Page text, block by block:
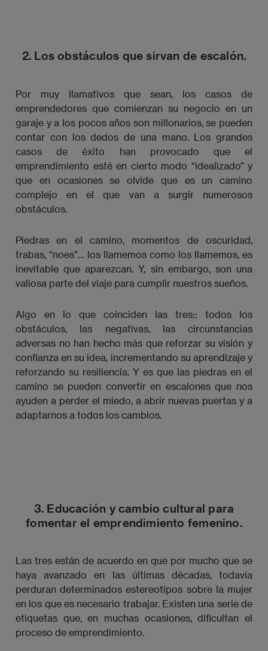
2. Los obstáculos que sirvan de escalón.
Por muy llamativos que sean, los casos de
emprendedores que comienzan su negocio en un
garaje y a los pocos años son millonarios, se pueden
contar con los dedos de una mano. Los grandes
casos de éxito han provocado que el
emprendimiento esté en cierto modo “idealizado” y
que en ocasiones se olvide que es un camino
complejo en el que van a surgir numerosos
obstáculos.
Piedras en el camino, momentos de oscuridad,
trabas, “noes”… los llamemos como los llamemos, es
inevitable que aparezcan. Y, sin embargo, son una
valiosa parte del viaje para cumplir nuestros sueños.
Algo en lo que coinciden las tres:: todos los
obstáculos, las negativas, las circunstancias
adversas no han hecho más que reforzar su visión y
confianza en su idea, incrementando su aprendizaje y
reforzando su resiliencia. Y es que las piedras en el
camino se pueden convertir en escalones que nos
ayuden a perder el miedo, a abrir nuevas puertas y a
adaptarnos a todos los cambios.
3. Educación y cambio cultural para
fomentar el emprendimiento femenino.
Las tres están de acuerdo en que por mucho que se
haya avanzado en las últimas décadas, todavía
perduran determinados estereotipos sobre la mujer
en los que es necesario trabajar. Existen una serie de
etiquetas que, en muchas ocasiones, dificultan el
proceso de emprendimiento.